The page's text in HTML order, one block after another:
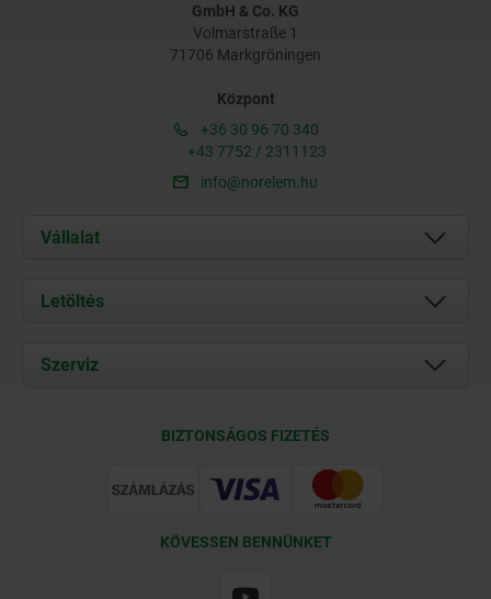
GmbH & Co. KG
Volmarstraße 1
71706 Markgröningen
Központ
+36 30 96 70 340
+43 7752 / 2311123
info@norelem.hu
Vállalat
Rólunk
Kapcsolat
Letöltés
Documents
Szerviz
BIZTONSÁGOS FIZETÉS
KÖVESSEN BENNÜNKET